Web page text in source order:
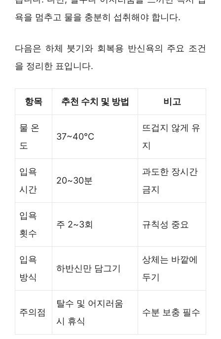
욕을 멈추고 물을 충분히 섭취해야 합니다.
다음은 하체 붓기와 회복용 반신욕의 주요 조건
을 정리한 표입니다.
항목 추천 수치 및 방법 비고
물 온
도
37~40℃
뜨겁지 않게 유
지
입욕
시간
20~30분
과도한 장시간
금지
입욕
횟수
주 2~3회 규칙성 중요
입욕
방식
하반신만 담그기
상체는 바깥에
두기
주의점
탈수 및 어지러움
시 휴식
수분 보충 필수